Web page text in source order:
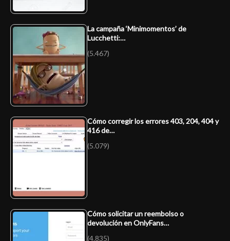
La campaña ‘Minimomentos’ de
Lucchetti:…
(5.467)
Cómo corregir los errores 403, 204, 404 y
416 de…
(5.079)
Cómo solicitar un reembolso o
devolución en OnlyFans…
(4.835)